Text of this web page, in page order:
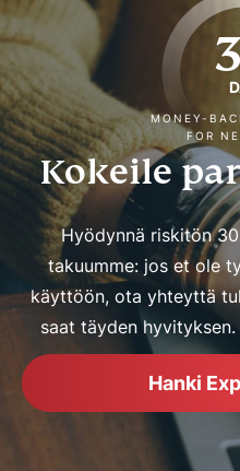
MONEY-
FOR
Kokeile
Hyödynnä riskitön
takuumme: jos et ole
käyttöön, ota yhteyttä
saat täyden
Hanki